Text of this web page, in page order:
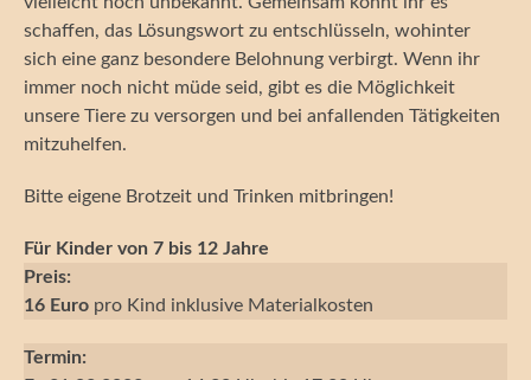
schaffen, das Lösungswort zu entschlüsseln, wohinter
sich eine ganz besondere Belohnung verbirgt. Wenn ihr
immer noch nicht müde seid, gibt es die Möglichkeit
unsere Tiere zu versorgen und bei anfallenden Tätigkeiten
mitzuhelfen.
Bitte eigene Brotzeit und Trinken mitbringen!
Für Kinder von 7 bis 12 Jahre
Preis:
16 Euro pro Kind inklusive Materialkosten
Termin: